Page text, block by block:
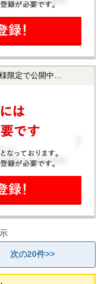
定で公開中！】
次の20件>>